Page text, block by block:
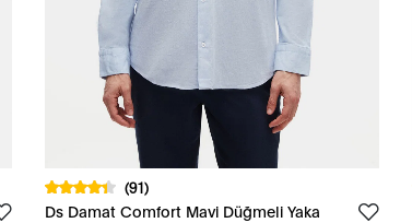
(91)
Ds Damat Comfort Mavi Düğmeli Yaka